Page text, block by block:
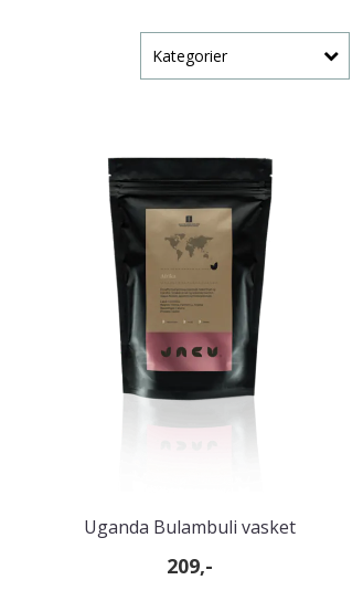
Kategorier
Uganda Bulambuli vasket
209,-